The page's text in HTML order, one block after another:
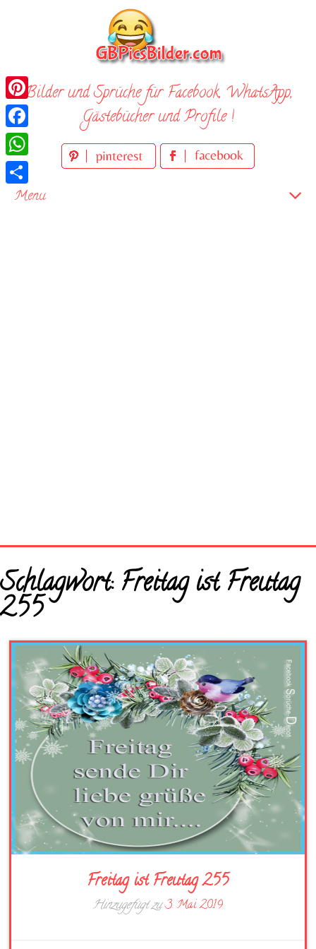
Bilder und Sprüche für Facebook, WhatsApp,
Gästebücher und Profile !
Menu
Startseite
Neue Bilder
Schlagwort:Freitag ist Freutag
255
Freitag ist Freutag 255
Hinzugefügt zu3. Mai 2019
Pinterest
Facebook
WhatsApp
Teilen